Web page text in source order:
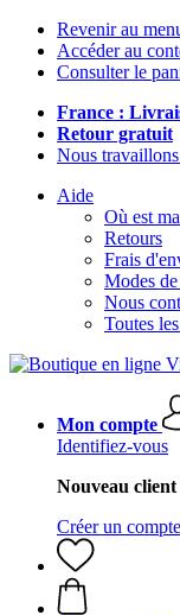
Revenir au
Accéder au
Consulter le
France :
Retour gratuit
Nous
Aide
Où est
Retours
Frais
Modes
Nous
Toutes
Mon compte
Identifiez-vous
Nouveau client
Créer un compte